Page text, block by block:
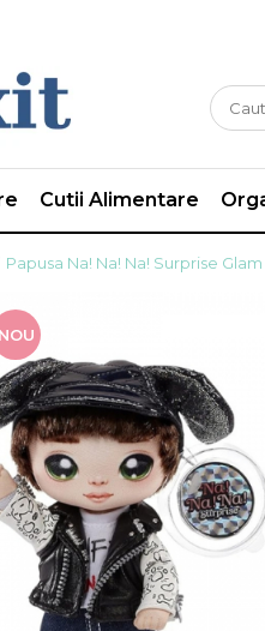
Cutii Alimentare
Papusa Na! Na! Na! Surprise
NOU